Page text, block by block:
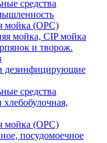
средства
мойка (ОРС)
мойка, CIP мойка
и творож.
дезинфицирующие
средства
мойка (ОРС)
посудомоечное